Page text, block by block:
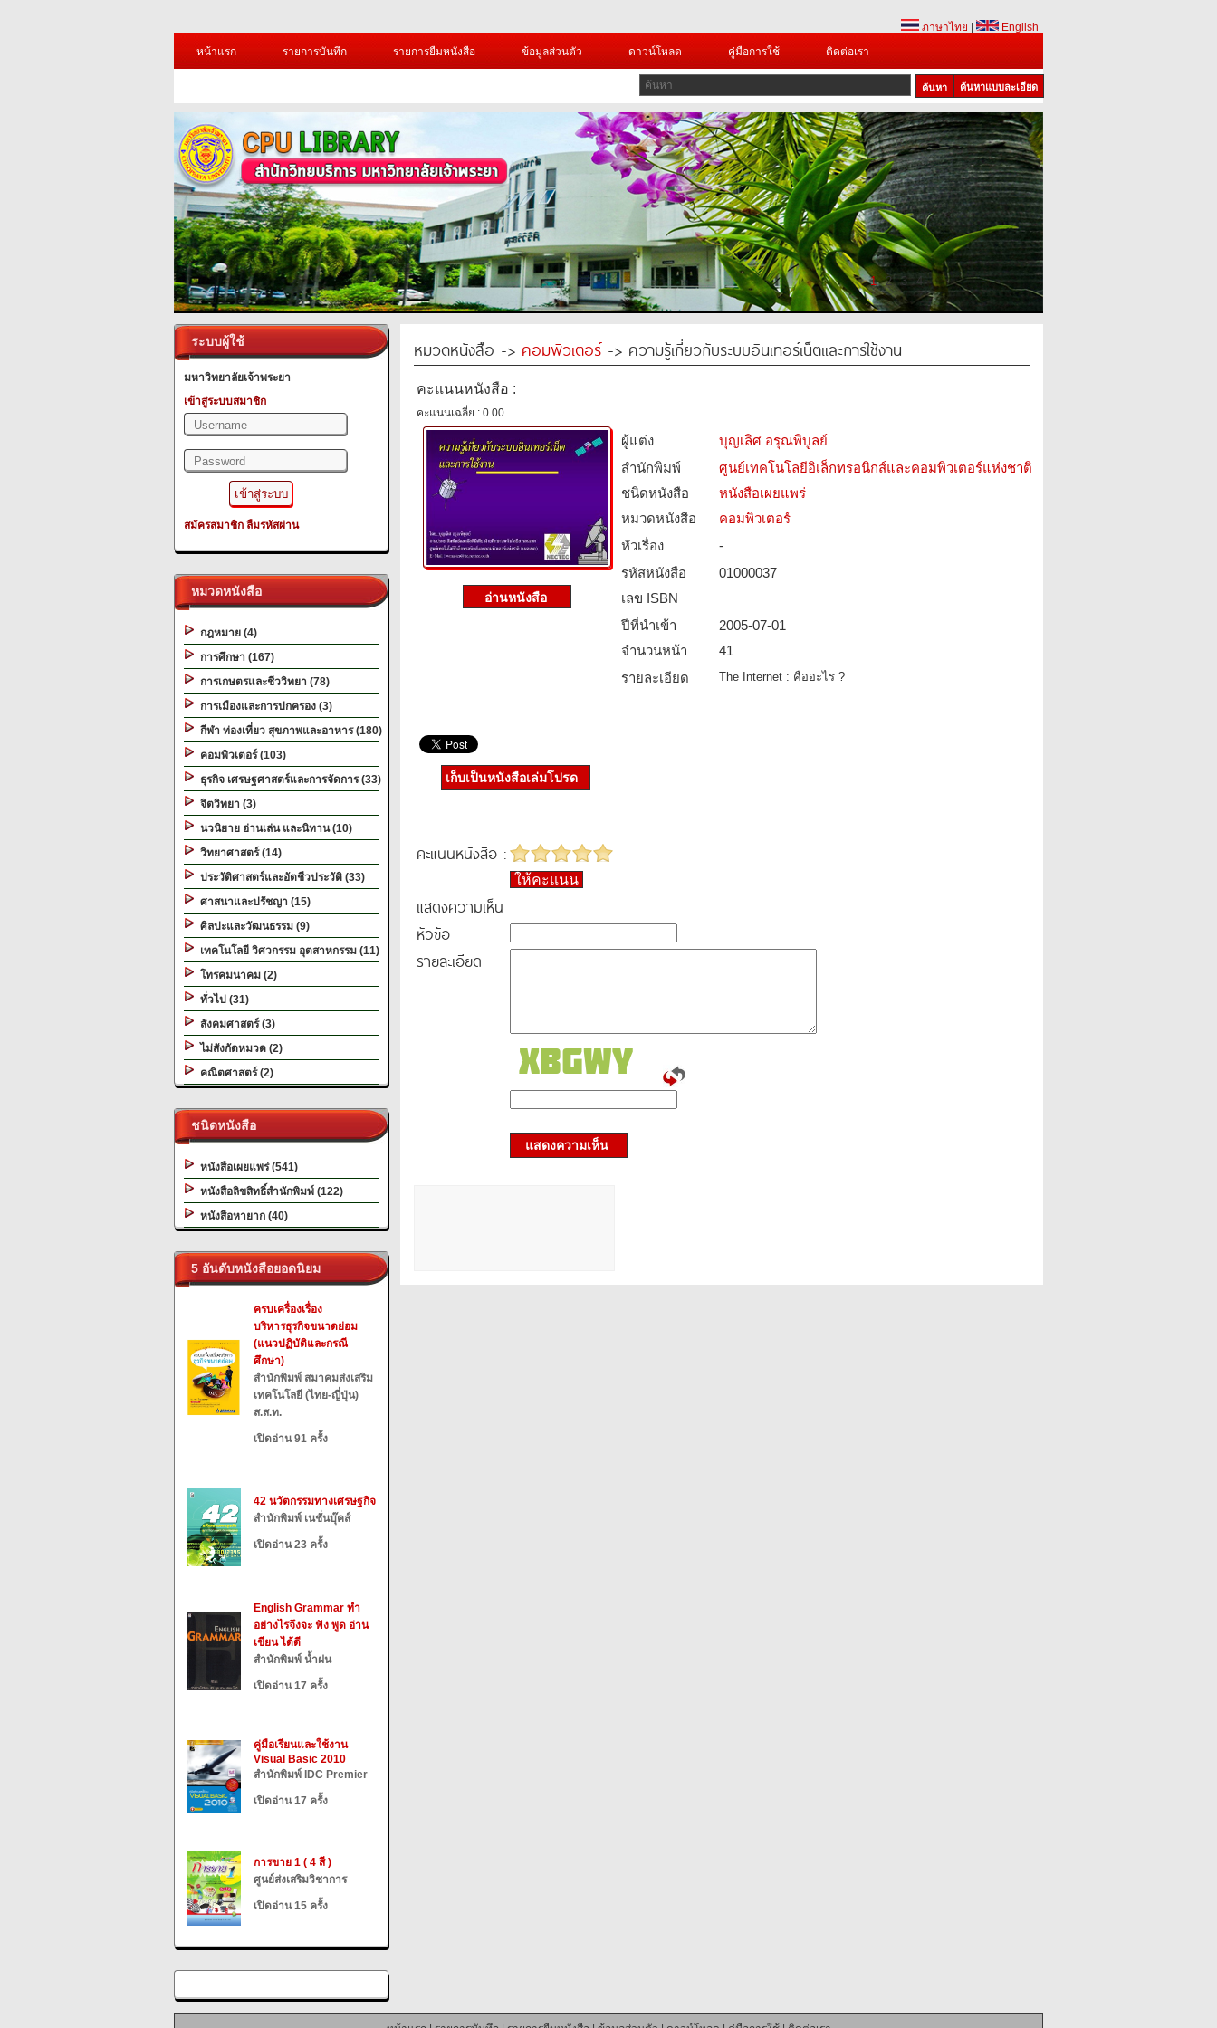
ภาษาไทย
English
หน้าแรก
รายการบันทึก รายการยืมหนังสือ ข้อมูลส่วนตัว ดาวน์โหลด คู่มือการใช้ ติดต่อเรา
ค้นหาแบบละเอียด
1 2 3 4
ระบบผู้ใช้
มหาวิทยาลัยเจ้าพระยา
เข้าสู่ระบบสมาชิก
สมัครสมาชิก ลืมรหัสผ่าน
หมวดหนังสือ
กฎหมาย (4)
การศึกษา (167)
การเกษตรและชีววิทยา (78)
การเมืองและการปกครอง (3)
กีฬา ท่องเที่ยว สุขภาพและอาหาร (180)
คอมพิวเตอร์ (103)
ธุรกิจ เศรษฐศาสตร์และการจัดการ (33)
จิตวิทยา (3)
นวนิยาย อ่านเล่น และนิทาน (10)
วิทยาศาสตร์ (14)
ประวัติศาสตร์และอัตชีวประวัติ (33)
ศาสนาและปรัชญา (15)
ศิลปะและวัฒนธรรม (9)
เทคโนโลยี วิศวกรรม อุตสาหกรรม (11)
โทรคมนาคม (2)
ทั่วไป (31)
สังคมศาสตร์ (3)
ไม่สังกัดหมวด (2)
คณิตศาสตร์ (2)
ชนิดหนังสือ
หนังสือเผยแพร่ (541)
หนังสือลิขสิทธิ์สำนักพิมพ์ (122)
หนังสือหายาก (40)
5 อันดับหนังสือยอดนิยม
ครบเครื่องเรื่อง
บริหารธุรกิจขนาดย่อม
(แนวปฏิบัติและกรณี
ศึกษา)
สำนักพิมพ์ สมาคมส่งเสริม
เทคโนโลยี (ไทย-ญี่ปุ่น)
ส.ส.ท.
เปิดอ่าน 91 ครั้ง
42 นวัตกรรมทางเศรษฐกิจ
สำนักพิมพ์ เนชั่นบุ๊คส์
เปิดอ่าน 23 ครั้ง
English Grammar ทำ
อย่างไรจึงจะ ฟัง พูด อ่าน
เขียน ได้ดี
สำนักพิมพ์ น้ำฝน
เปิดอ่าน 17 ครั้ง
คู่มือเรียนและใช้งาน
Visual Basic 2010
สำนักพิมพ์ IDC Premier
เปิดอ่าน 17 ครั้ง
การขาย 1 ( 4 สี )
ศูนย์ส่งเสริมวิชาการ
เปิดอ่าน 15 ครั้ง
หมวดหนังสือ -> คอมพิวเตอร์-> ความรู้เกี่ยวกับระบบอินเทอร์เน็ตและการใช้งาน
คะแนนหนังสือ :
คะแนนเฉลี่ย : 0.00
ผู้แต่ง
บุญเลิศ อรุณพิบูลย์
สำนักพิมพ์
ศูนย์เทคโนโลยีอิเล็กทรอนิกส์และคอมพิวเตอร์แห่งชาติ
ชนิดหนังสือ­
หนังสือเผยแพร่
หมวดหนังสือ­
คอมพิวเตอร์
หัวเรื่อง
-
รหัสหนังสือ­
01000037
เลข ISBN
ปีที่นำเข้า
2005-07-01
จำนวนหน้า
41
รายละเอียด
The Internet : คืออะไร ?
เก็บเป็นหนังสือเล่มโปรด
คะแนนหนังสือ :
ให้คะแนน
แสดงความเห็น
หัวข้อ
รายละเอียด
แสดงความเห็น